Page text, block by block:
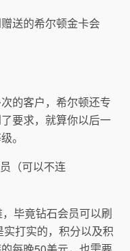
送的希尔顿金卡会
的客户，希尔顿还专
要求，就算你以后一
。
（可以不连
毕竟钻石会员可以刷
打实的，积分以及积